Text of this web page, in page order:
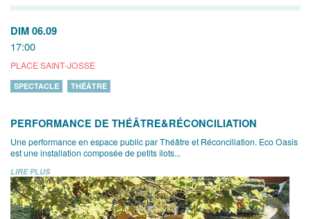
DIM 06.09
17:00
PLACE SAINT-JOSSE
SPECTACLE THÉÂTRE
PERFORMANCE DE THÉÂTRE&RÉCONCILIATION
Une performance en espace public par Théâtre et Réconciliation. Eco Oasis
est une installation composée de petits îlots...
LIRE PLUS